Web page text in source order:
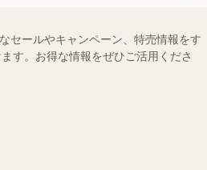
セールやキャンペーン、特売情報をす
す。お得な情報をぜひご活用くださ